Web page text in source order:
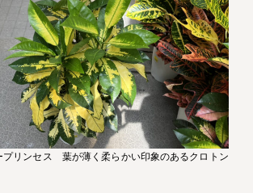
リンセス 葉が薄く柔らかい印象のあるクロトン